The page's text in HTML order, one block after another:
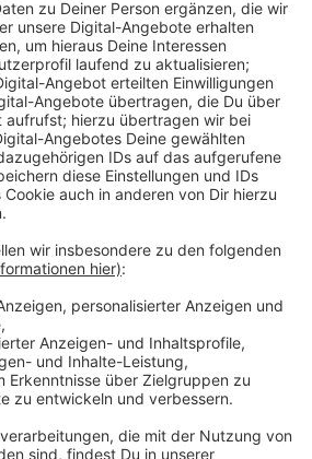
im Spektakulum
es am Samstag mal wieder eine
. Dort könnt ihr Kleidung, die ihr
die euch nicht mehr passt,
anderen tauschen. Auch
übrig bleibt, wird im Anschluss an
gespendet. Los geht's um 13